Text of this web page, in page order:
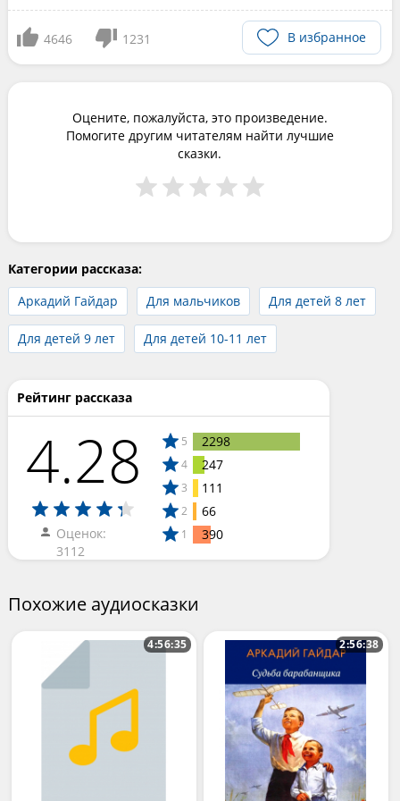
4646 1231 В избранное
Оцените, пожалуйста, это произведение.
Помогите другим читателям найти лучшие
сказки.
Категории рассказа:
Аркадий Гайдар
Для мальчиков Для детей 8 лет
Для детей 9 лет Для детей 10-11 лет
Рейтинг рассказа
4.28
Оценок:
3112
5 2298
4 247
3 111
2 66
1 390
Похожие аудиосказки
4:56:35 2:56:38